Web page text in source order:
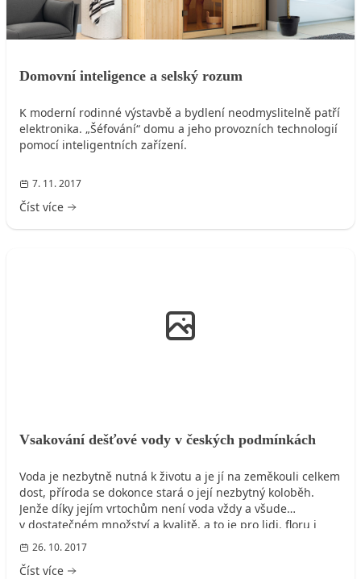
Domovní inteligence a selský rozum
K moderní rodinné výstavbě a bydlení neodmyslitelně patří
elektronika. „Šéfování“ domu a jeho provozních technologií
pomocí inteligentních zařízení.
7. 11. 2017
Číst více
Vsakování dešťové vody v českých podmínkách
Voda je nezbytně nutná k životu a je jí na zeměkouli celkem
dost, příroda se dokonce stará o její nezbytný koloběh.
Jenže díky jejím vrtochům není voda vždy a všude
v dostatečném množství a kvalitě, a to je pro lidi, floru i
faunu nemilé. Další problémy s vodou nově přináší také
mnohokrát diskutovaná činnost lidí.
26. 10. 2017
Číst více